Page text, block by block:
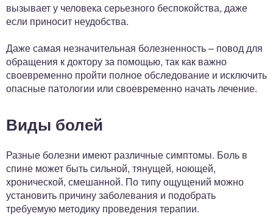
вызывает у человека серьезного беспокойства, даже
если приносит неудобства.
Даже самая незначительная болезненность – повод для
обращения к доктору за помощью, так как важно
своевременно пройти полное обследование и исключить
опасные патологии или своевременно начать лечение.
Виды болей
Разные болезни имеют различные симптомы. Боль в
спине может быть сильной, тянущей, ноющей,
хронической, смешанной. По типу ощущений можно
установить причину заболевания и подобрать
требуемую методику проведения терапии.